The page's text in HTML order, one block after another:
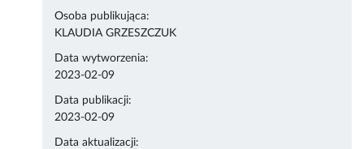
Osoba publikująca:
KLAUDIA GRZESZCZUK
Data wytworzenia:
2023-02-09
Data publikacji:
2023-02-09
Data aktualizacji: